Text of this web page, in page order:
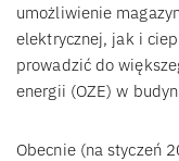
umożliwienie
elektrycznej, jak i
prowadzić do
energii (OZE) w
Obecnie (na styczeń